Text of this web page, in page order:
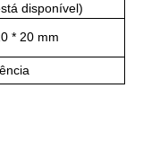
disponível)
* 20 mm